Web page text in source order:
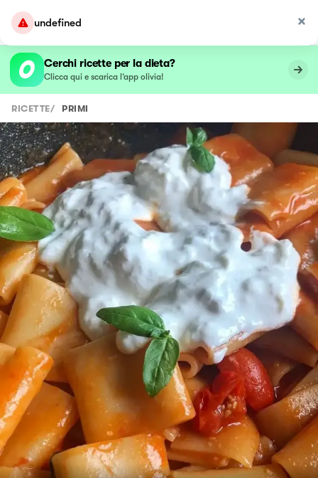
undefined
Cerchi ricette per la dieta?
Clicca qui e scarica l’app olivia!
RICETTE/ PRIMI